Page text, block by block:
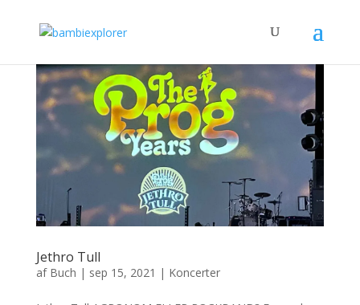
Jethro Tull
af Buch | sep 15, 2021 | Koncerter